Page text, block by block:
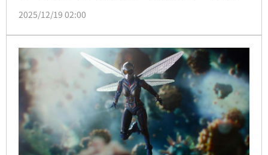
獻的關鍵人物，發起全球「量子百強（Quantum
研究院諮詢委員暨中原大學講座教授張慶瑞，17日成功
獲選為全球百強成員，不僅肯定其個人成就，更彰顯台
灣在國際量子科技版圖中的重要影響力。
2025/12/19 02:00